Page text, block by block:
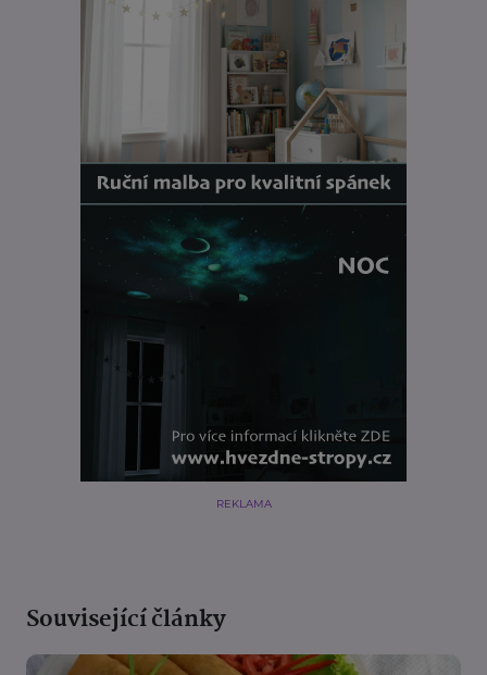
REKLAMA
Související články